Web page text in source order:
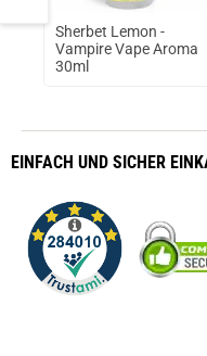
Sherbet Lemon -
Vampire Vape Aroma
30ml
EINFACH UND SICHER